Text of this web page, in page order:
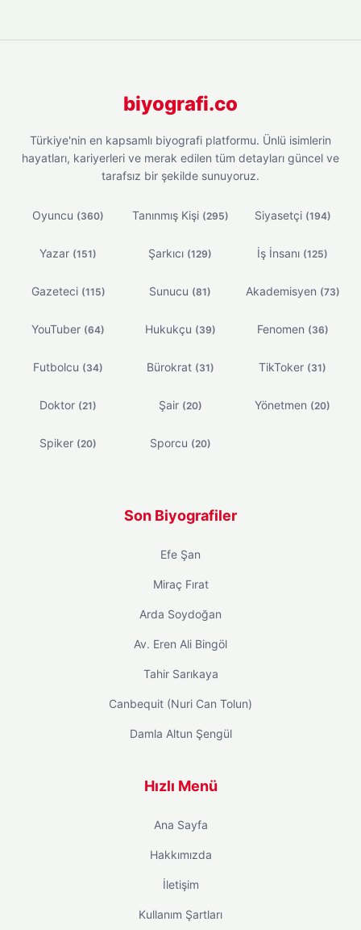
biyografi.co
Türkiye'nin en kapsamlı biyografi platformu. Ünlü isimlerin
hayatları, kariyerleri ve merak edilen tüm detayları güncel ve
tarafsız bir şekilde sunuyoruz.
Oyuncu (360) Tanınmış Kişi (295) Siyasetçi (194)
Yazar (151) Şarkıcı (129) İş İnsanı (125)
Gazeteci (115) Sunucu (81) Akademisyen (73)
YouTuber (64) Hukukçu (39) Fenomen (36)
Futbolcu (34) Bürokrat (31) TikToker (31)
Doktor (21) Şair (20) Yönetmen (20)
Spiker (20) Sporcu (20)
Son Biyografiler
Efe Şan
Miraç Fırat
Arda Soydoğan
Av. Eren Ali Bingöl
Tahir Sarıkaya
Canbequit (Nuri Can Tolun)
Damla Altun Şengül
Hızlı Menü
Ana Sayfa
Hakkımızda
İletişim
Kullanım Şartları